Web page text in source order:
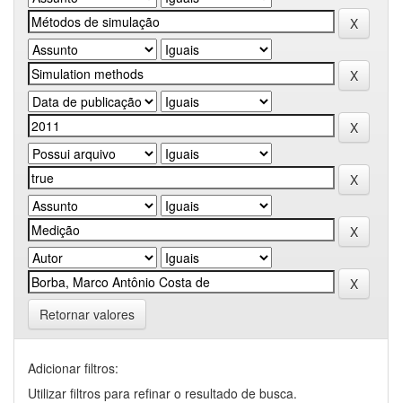
Retornar valores
Adicionar filtros:
Utilizar filtros para refinar o resultado de busca.